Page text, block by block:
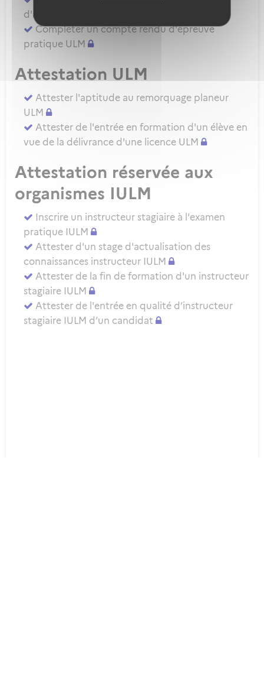
d'aptitude pratique instructeur IULM.
Compléter un compte rendu d'épreuve
pratique ULM
Attestation ULM
Attester l'aptitude au remorquage planeur
ULM
Attester de l'entrée en formation d'un élève en
vue de la délivrance d'une licence ULM
Attestation réservée aux
organismes IULM
Inscrire un instructeur stagiaire à l'examen
pratique IULM
Attester d'un stage d'actualisation des
connaissances instructeur IULM
Attester de la fin de formation d'un instructeur
stagiaire IULM
Attester de l'entrée en qualité d’instructeur
stagiaire IULM d’un candidat